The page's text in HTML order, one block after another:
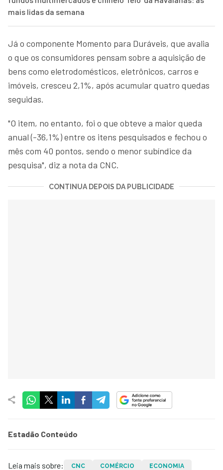
mais lidas da semana
Já o componente Momento para Duráveis, que avalia
o que os consumidores pensam sobre a aquisição de
bens como eletrodomésticos, eletrônicos, carros e
imóveis, cresceu 2,1%, após acumular quatro quedas
seguidas.
"O item, no entanto, foi o que obteve a maior queda
anual (-36,1%) entre os itens pesquisados e fechou o
mês com 40 pontos, sendo o menor subíndice da
pesquisa", diz a nota da CNC.
CONTINUA DEPOIS DA PUBLICIDADE
Estadão Conteúdo
Leia mais sobre: CNC COMÉRCIO ECONOMIA